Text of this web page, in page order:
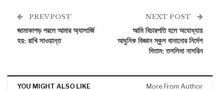
PREV POST
জামাকাপড় পরলে আমার অ্যালার্জি
হয়: রাখি সাওয়ান্ত
NEXT POST
আমি বিচারপতি হলে অযোধ্যায়
আধুনিক বিজ্ঞান স্কুল বানানোর নির্দেশ
দিতাম: তসলিমা নাসরিন
YOU MIGHT ALSO LIKE More From Author